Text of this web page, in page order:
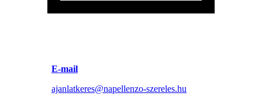
E-mail
ajanlatkeres@napellenzo-szereles.hu